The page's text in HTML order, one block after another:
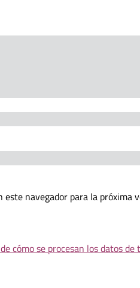
navegador para la próxima
cómo se procesan los datos